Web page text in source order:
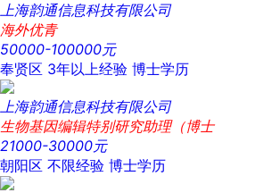
上海韵通信息科技有限公司
海外优青
50000-100000元
奉贤区 3年以上经验 博士学历
上海韵通信息科技有限公司
生物基因编辑特别研究助理（博士
21000-30000元
朝阳区 不限经验 博士学历